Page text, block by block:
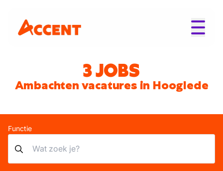
3 JOBS
Ambachten vacatures in Hooglede
Functie